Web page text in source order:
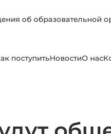
об образовательной
поступитьНовостиО нас